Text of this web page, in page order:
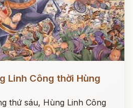
Linh Công thời Hùng
thứ sáu, Hùng Linh Công